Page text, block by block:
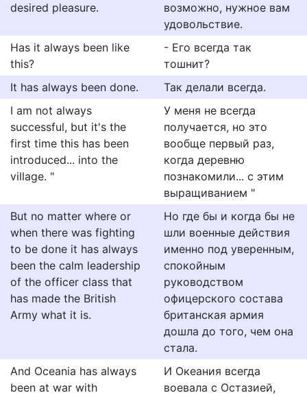
desired pleasure.
возможно, нужное вам
удовольствие.
Has it always been like
this?
- Его всегда так
тошнит?
It has always been done.
Так делали всегда.
I am not always
successful, but it's the
first time this has been
introduced... into the
village. "
У меня не всегда
получается, но это
вообще первый раз,
когда деревню
познакомили... с этим
выращиванием "
But no matter where or
when there was fighting
to be done it has always
been the calm leadership
of the officer class that
has made the British
Army what it is.
Но где бы и когда бы не
шли военные действия
именно под уверенным,
спокойным
руководством
офицерского состава
британская армия
дошла до того, чем она
стала.
And Oceania has always
been at war with
И Океания всегда
воевала с Остазией,